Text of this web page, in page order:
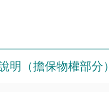
明（擔保物權部分）